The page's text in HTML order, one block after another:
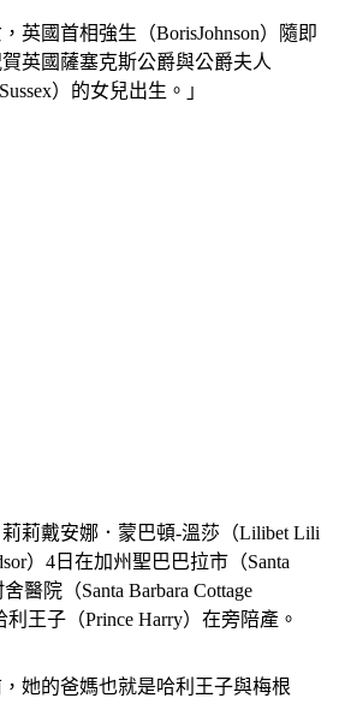
英國首相強生（BorisJohnson）隨即
英國薩塞克斯公爵與公爵夫人
）的女兒出生。」
莉戴安娜．蒙巴頓-溫莎（Lilibet Lili
）4日在加州聖巴巴拉市（Santa
醫院（Santa Barbara Cottage
王子（Prince Harry）在旁陪產。
她的爸媽也就是哈利王子與梅根